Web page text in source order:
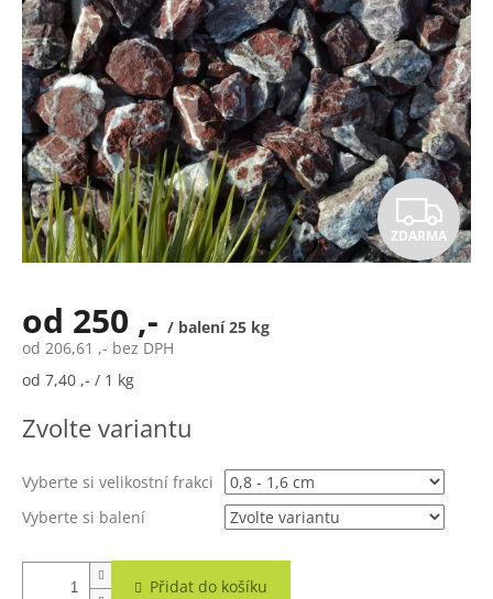
Z
D
ZDARMA
od 250 ,- / balení 25 kg
od 206,61 ,- bez DPH
Měrná
od 7,40 ,- / 1 kg
Zvolte variantu
Vyberte si velikostní frakci
Vyberte si balení
Přidat do košíku